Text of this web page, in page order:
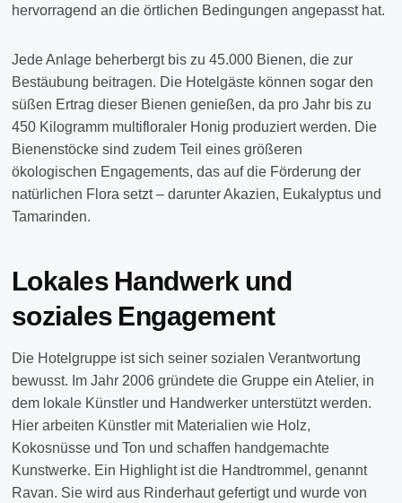
hervorragend an die örtlichen Bedingungen angepasst hat.
Jede Anlage beherbergt bis zu 45.000 Bienen, die zur
Bestäubung beitragen. Die Hotelgäste können sogar den
süßen Ertrag dieser Bienen genießen, da pro Jahr bis zu
450 Kilogramm multifloraler Honig produziert werden. Die
Bienenstöcke sind zudem Teil eines größeren
ökologischen Engagements, das auf die Förderung der
natürlichen Flora setzt – darunter Akazien, Eukalyptus und
Tamarinden.
Lokales Handwerk und
soziales Engagement
Die Hotelgruppe ist sich seiner sozialen Verantwortung
bewusst. Im Jahr 2006 gründete die Gruppe ein Atelier, in
dem lokale Künstler und Handwerker unterstützt werden.
Hier arbeiten Künstler mit Materialien wie Holz,
Kokosnüsse und Ton und schaffen handgemachte
Kunstwerke. Ein Highlight ist die Handtrommel, genannt
Ravan. Sie wird aus Rinderhaut gefertigt und wurde von